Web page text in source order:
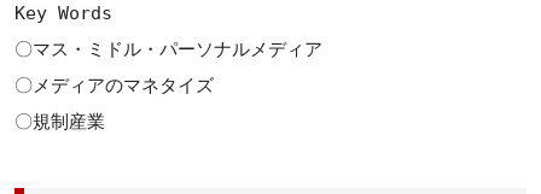
Key Words
〇マス・ミドル・パーソナルメディア
〇メディアのマネタイズ
〇規制産業